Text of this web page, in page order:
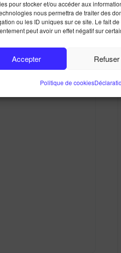
pour stocker et/ou accéder aux
nous permettra de traiter des
ou les ID uniques sur ce site. Le fait
peut avoir un effet négatif sur
Accepter Refuser
Politique de cookies